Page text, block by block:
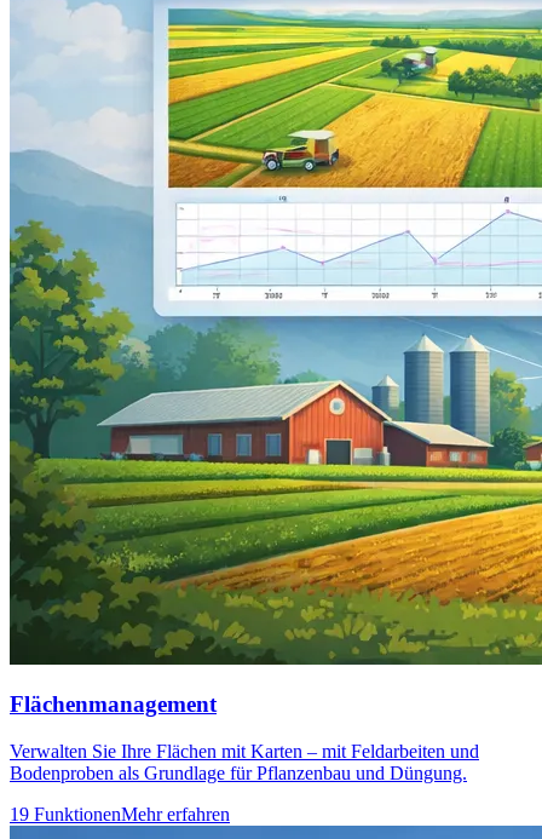
Flächenmanagement
Verwalten Sie Ihre Flächen mit Karten – mit Feldarbeiten und
Bodenproben als Grundlage für Pflanzenbau und Düngung.
19 FunktionenMehr erfahren